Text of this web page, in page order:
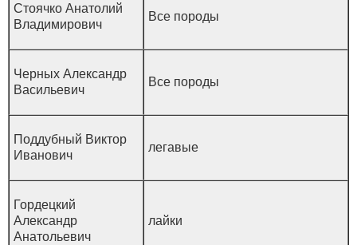
Стоячко Анатолий
Владимирович
Все породы
Черных Александр
Васильевич
Все породы
Поддубный Виктор
Иванович
легавые
Гордецкий
Александр
Анатольевич
лайки